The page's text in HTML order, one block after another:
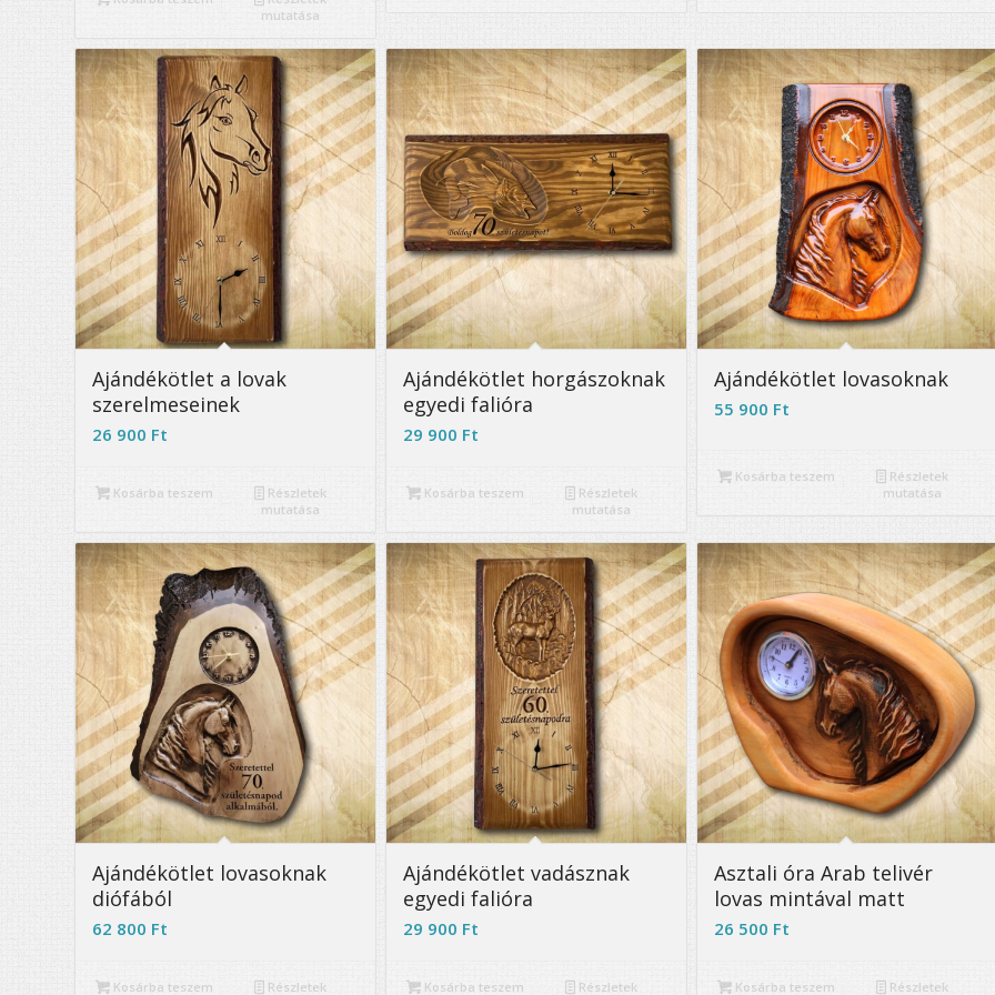
mutatása
5.00
Ajándékötlet a lovak
szerelmeseinek
26 900 Ft
Kosárba teszem
Részletek
mutatása
5.00
Ajándékötlet horgászoknak
egyedi falióra
29 900 Ft
Kosárba teszem
Részletek
mutatása
Ajándékötlet lovasoknak
55 900 Ft
Kosárba teszem
Részletek
mutatása
Ajándékötlet lovasoknak
diófából
62 800 Ft
Kosárba teszem Részletek
4.86
Ajándékötlet vadásznak
egyedi falióra
29 900 Ft
Kosárba teszem Részletek
Asztali óra Arab telivér
lovas mintával matt
26 500 Ft
Kosárba teszem Részletek